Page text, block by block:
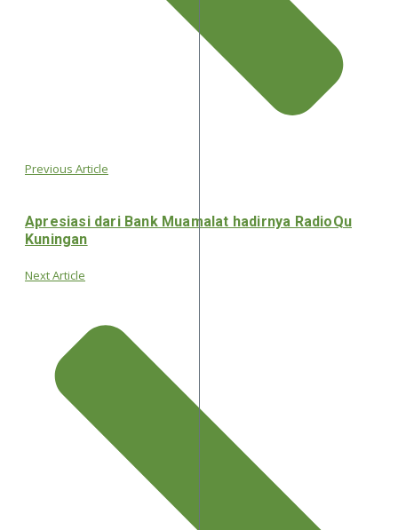
Previous Article
Apresiasi dari Bank Muamalat hadirnya RadioQu
Kuningan
Next Article